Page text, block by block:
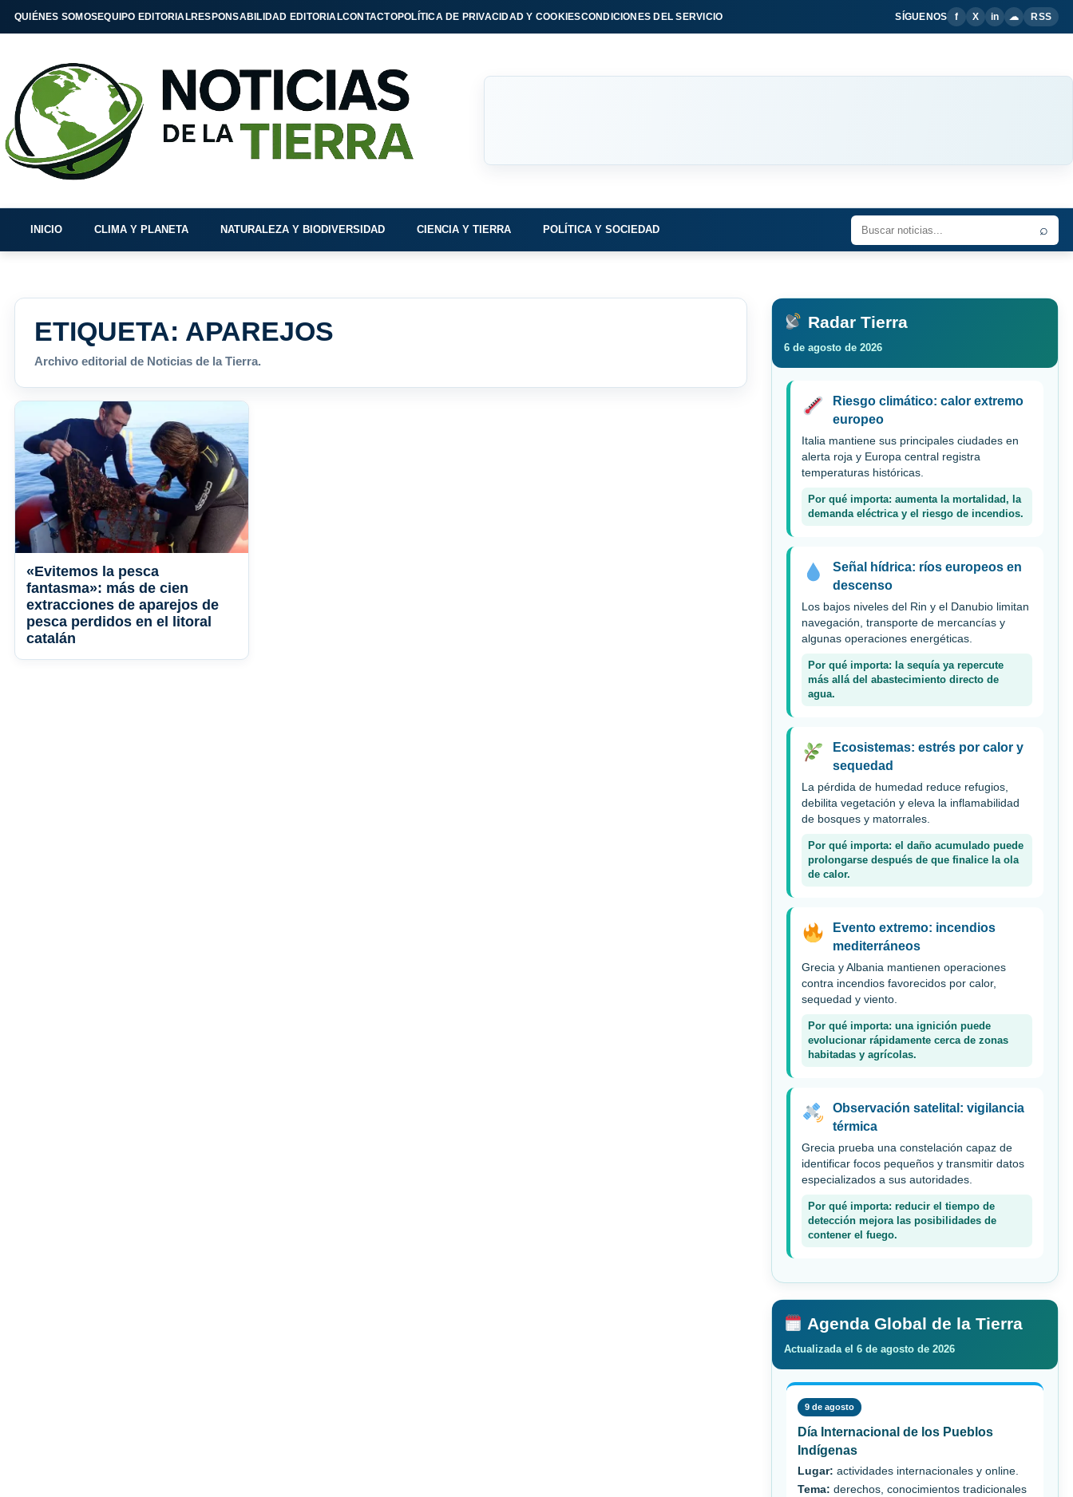
QUIÉNES SOMOSEQUIPO EDITORIALRESPONSABILIDAD EDITORIALCONTACTOPOLÍTICA DE PRIVACIDAD Y COOKIESCONDICIONES DEL SERVICIO SÍGUENOS f X in ☁ RSS
INICIO CLIMA Y PLANETA NATURALEZA Y BIODIVERSIDAD CIENCIA Y TIERRA POLÍTICA Y SOCIEDAD ⌕
ETIQUETA: APAREJOS
Archivo editorial de Noticias de la Tierra.
«Evitemos la pesca
fantasma»: más de cien
extracciones de aparejos de
pesca perdidos en el litoral
catalán
Radar Tierra
6 de agosto de 2026
Riesgo climático: calor extremo
europeo
Italia mantiene sus principales ciudades en
alerta roja y Europa central registra
temperaturas históricas.
Por qué importa: aumenta la mortalidad, la
demanda eléctrica y el riesgo de incendios.
Señal hídrica: ríos europeos en
descenso
Los bajos niveles del Rin y el Danubio limitan
navegación, transporte de mercancías y
algunas operaciones energéticas.
Por qué importa: la sequía ya repercute
más allá del abastecimiento directo de
agua.
Ecosistemas: estrés por calor y
sequedad
La pérdida de humedad reduce refugios,
debilita vegetación y eleva la inflamabilidad
de bosques y matorrales.
Por qué importa: el daño acumulado puede
prolongarse después de que finalice la ola
de calor.
Evento extremo: incendios
mediterráneos
Grecia y Albania mantienen operaciones
contra incendios favorecidos por calor,
sequedad y viento.
Por qué importa: una ignición puede
evolucionar rápidamente cerca de zonas
habitadas y agrícolas.
Observación satelital: vigilancia
térmica
Grecia prueba una constelación capaz de
identificar focos pequeños y transmitir datos
especializados a sus autoridades.
Por qué importa: reducir el tiempo de
detección mejora las posibilidades de
contener el fuego.
Agenda Global de la Tierra
Actualizada el 6 de agosto de 2026
9 de agosto
Día Internacional de los Pueblos
Indígenas
Lugar: actividades internacionales y online.
Tema: derechos, conocimientos tradicionales